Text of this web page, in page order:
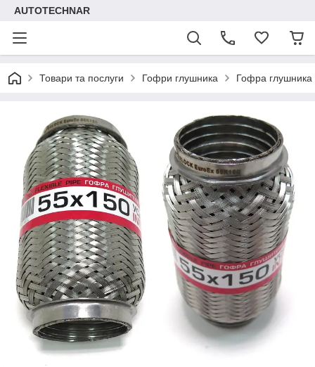
AUTOTECHNAR
Товари та послуги Гофри глушника Гофра глушника